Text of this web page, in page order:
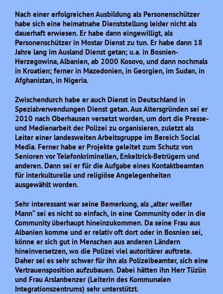
Nach einer erfolgreichen Ausbildung als Personenschützer
habe sich eine heimatnahe Dienststellung leider nicht als
dauerhaft erwiesen. Er habe dann eingewilligt, als
Personenschützer in Mostar Dienst zu tun. Er habe dann 18
Jahre lang im Ausland Dienst getan; u.a. in Bosnien-
Herzegowina, Albanien, ab 2000 Kosovo, und dann nochmals
in Kroatien; ferner in Mazedonien, in Georgien, im Sudan, in
Afghanistan, in Nigeria.
Zwischendurch habe er auch Dienst in Deutschland in
Spezialverwendungen Dienst getan. Aus Altersgründen sei er
2010 nach Oberhausen versetzt worden, um dort die Presse-
und Medienarbeit der Polizei zu organisieren, zuletzt als
Leiter einer landesweiten Arbeitsgruppe im Bereich Social
Media. Ferner habe er Projekte geleitet zum Schutz von
Senioren vor Telefonkriminellen, Enkeltrick-Betrügern und
anderen. Dann sei er für die Aufgabe eines Kontaktbeamten
für interkulturelle und religiöse Angelegenheiten
ausgewählt worden.
Sehr interessant war seine Bemerkung, als „alter weißer
Mann“ sei es nicht so einfach, in eine Community oder in die
Community überhaupt hineinzukommen. Da seine Frau aus
Albanien komme und er relativ oft dort oder in Bosnien sei,
könne er sich gut in Menschen aus anderen Ländern
hineinversetzen, wo die Polizei viel autoritärer auftrete.
Daher sei es sehr schwer für ihn als Polizeibeamter, sich eine
Vertrauensposition aufzubauen. Dabei hätten ihn Herr Tüzün
und Frau Arslanbenzer (Leiterin des Kommunalen
Integrationszentrums) sehr unterstützt.